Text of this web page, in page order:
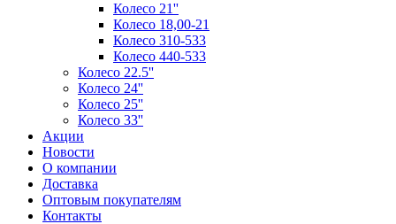
Колесо 21''
Колесо 18,00-21
Колесо 310-533
Колесо 440-533
Колесо 22.5''
Колесо 24''
Колесо 25''
Колесо 33''
Акции
Новости
О компании
Доставка
Оптовым покупателям
Контакты